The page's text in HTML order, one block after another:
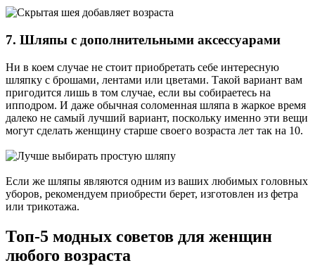
7. Шляпы с дополнительными аксессуарами
Ни в коем случае не стоит приобретать себе интересную
шляпку с брошами, лентами или цветами. Такой вариант вам
пригодится лишь в том случае, если вы собираетесь на
ипподром. И даже обычная соломенная шляпа в жаркое время
далеко не самый лучший вариант, поскольку именно эти вещи
могут сделать женщину старше своего возраста лет так на 10.
Если же шляпы являются одним из ваших любимых головных
уборов, рекомендуем приобрести берет, изготовлен из фетра
или трикотажа.
Топ-5 модных советов для женщин
любого возраста